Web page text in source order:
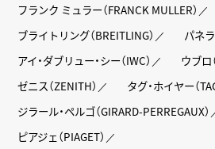
フランク ミュラー（FRANCK MULLER）
ブライトリング（BREITLING）
パネラ
アイ・ダブリュー・シー（IWC）
ウブロ
ゼニス（ZENITH）
タグ・ホイヤー（
ジラール・ペルゴ（GIRARD-PERREGAUX）
ピアジェ（PIAGET）